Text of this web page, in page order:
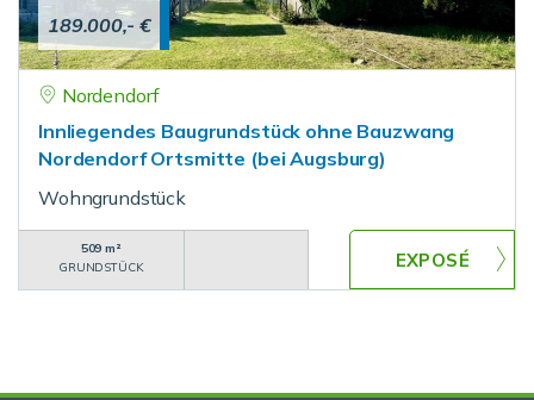
189.000,- €
Nordendorf
Innliegendes Baugrundstück ohne Bauzwang
Nordendorf Ortsmitte (bei Augsburg)
Wohngrundstück
509 m²
GRUNDSTÜCK